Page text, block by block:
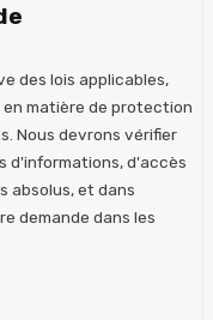
des lois applicables,
matière de protection
Nous devrons vérifier
d'informations, d'accès
absolus, et dans
demande dans les